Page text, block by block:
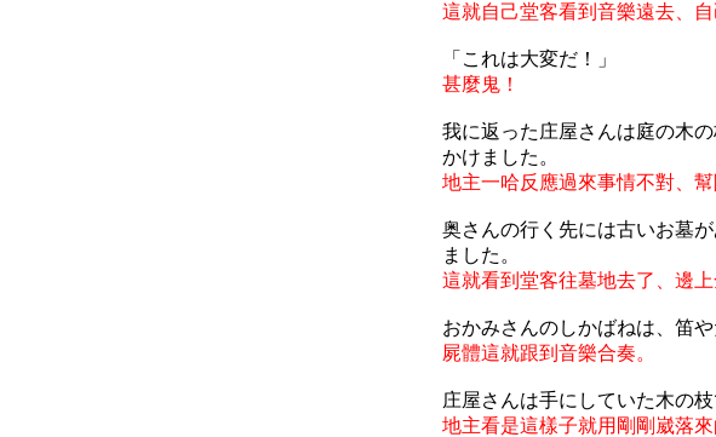
這就自己堂客看到音樂遠去、
「これは大変だ！」
甚麼鬼！
我に返った庄屋さんは庭の木
かけました。
地主一哈反應過來事情不對、
奥さんの行く先には古いお墓
ました。
這就看到堂客往墓地去了、邊上
おかみさんのしかばねは、笛
屍體這就跟到音樂合奏。
庄屋さんは手にしていた木の
地主看是這樣子就用剛剛崴落來